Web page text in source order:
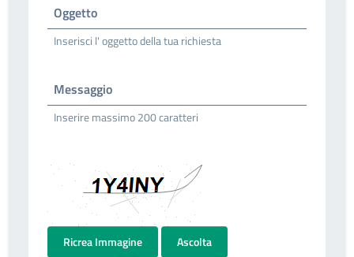
Oggetto
Inserisci l' oggetto della tua richiesta
Messaggio
Inserire massimo 200 caratteri
Ricrea Immagine Ascolta